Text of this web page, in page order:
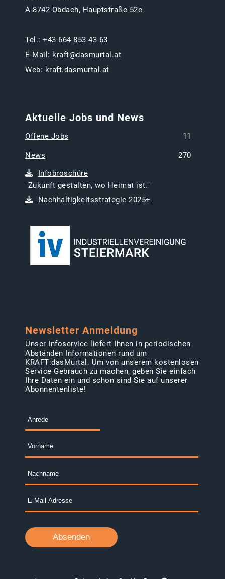
A-8742 Obdach, Hauptstraße 52e
Tel.: +43 664 853 43 63
E-Mail: kraft@dasmurtal.at
Web: kraft.dasmurtal.at
Aktuelle Jobs und News
Offene Jobs 11
News
270
Infobroschüre
"Zukunft gestalten, wo Heimat ist."
Nachhaltigkeitsstrategie 2025+
Newsletter Anmeldung
Unser Infoservice liefert Ihnen in periodischen
Abständen Informationen rund um
KRAFT:dasMurtal. Um von unserem kostenlosen
Service Gebrauch zu machen, geben Sie einfach
Ihre Daten ein und schon sind Sie auf unserer
Abonnentenliste!